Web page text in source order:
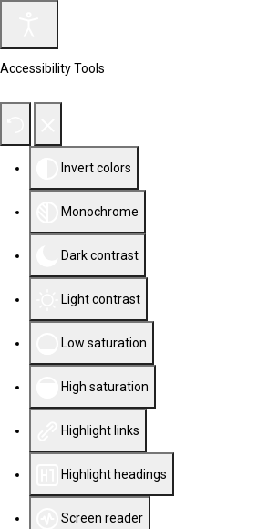
Accessibility Tools
Invert colors
Monochrome
Dark contrast
Light contrast
Low saturation
High saturation
Highlight links
Highlight headings
Screen reader